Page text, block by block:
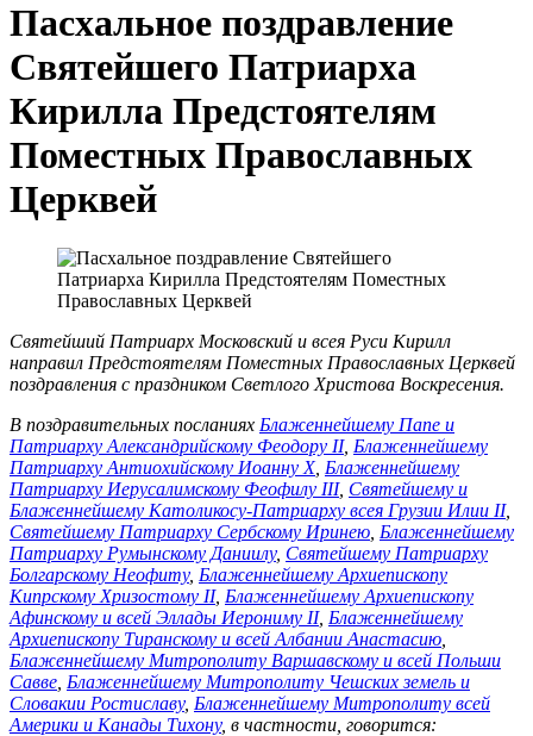
Пасхальное поздравление
Святейшего Патриарха
Кирилла Предстоятелям
Поместных Православных
Церквей
Святейший Патриарх Московский и всея Руси Кирилл
направил Предстоятелям Поместных Православных Церквей
поздравления с праздником Светлого Христова Воскресения.
В поздравительных посланиях Блаженнейшему Папе и
Патриарху Александрийскому Феодору II, Блаженнейшему
Патриарху Антиохийскому Иоанну X, Блаженнейшему
Патриарху Иерусалимскому Феофилу III, Святейшему и
Блаженнейшему Католикосу-Патриарху всея Грузии Илии II,
Святейшему Патриарху Сербскому Иринею Блаженнейшему
Патриарху Румынскому Даниилу, Святейшему Патриарху
Болгарскому Неофиту, Блаженнейшему Архиепископу
Кипрскому Хризостому II, Блаженнейшему Архиепископу
Афинскому и всей Эллады Иерониму II, Блаженнейшему
Архиепископу Тиранскому и всей Албании Анастасию
Блаженнейшему Митрополиту Варшавскому и всей Польши
Савве Блаженнейшему Митрополиту Чешских земель и
Словакии Ростиславу, Блаженнейшему Митрополиту всей
Америки и Канады Тихону, в частности, говорится: